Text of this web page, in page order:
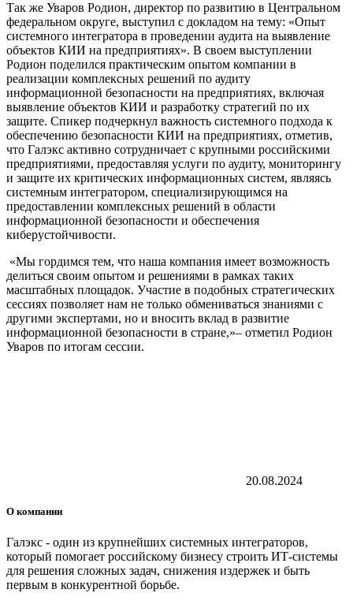
Так же Уваров Родион, директор по развитию в Центральном
федеральном округе, выступил с докладом на тему: «Опыт
системного интегратора в проведении аудита на выявление
объектов КИИ на предприятиях». В своем выступлении
Родион поделился практическим опытом компании в
реализации комплексных решений по аудиту
информационной безопасности на предприятиях, включая
выявление объектов КИИ и разработку стратегий по их
защите. Спикер подчеркнул важность системного подхода к
обеспечению безопасности КИИ на предприятиях, отметив,
что Галэкс активно сотрудничает с крупными российскими
предприятиями, предоставляя услуги по аудиту, мониторингу
и защите их критических информационных систем, являясь
системным интегратором, специализирующимся на
предоставлении комплексных решений в области
информационной безопасности и обеспечения
киберустойчивости.
«Мы гордимся тем, что наша компания имеет возможность
делиться своим опытом и решениями в рамках таких
масштабных площадок. Участие в подобных стратегических
сессиях позволяет нам не только обмениваться знаниями с
другими экспертами, но и вносить вклад в развитие
информационной безопасности в стране,»– отметил Родион
Уваров по итогам сессии.
20.08.2024
О компании
Галэкс - один из крупнейших системных интеграторов,
который помогает российскому бизнесу строить ИТ-системы
для решения сложных задач, снижения издержек и быть
первым в конкурентной борьбе.